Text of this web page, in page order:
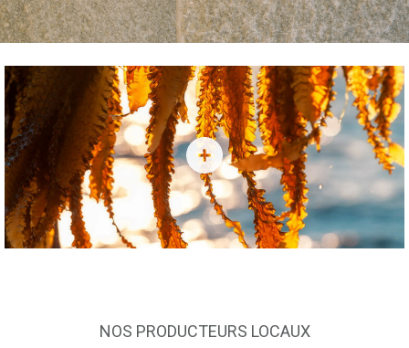
NOS PRODUCTEURS LOCAUX